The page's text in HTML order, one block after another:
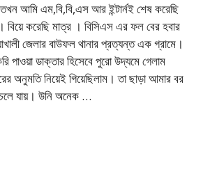
এম,বি,বি,এস আর ইন্টার্নই শেষ করেছি
করেছি মাত্র । বিসিএস এর ফল বের হবার
জেলার বাউফল থানার প্রত্যন্ত এক গ্রামে।
পাওয়া ডাক্তার হিসেবে পুরো উদ্যমে গেলাম
অনুমতি নিয়েই গিয়েছিলাম। তা ছাড়া আমার বর
যায়। উনি অনেক …